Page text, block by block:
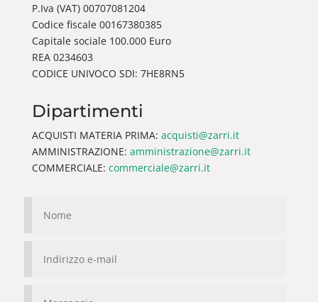
P.Iva (VAT) 00707081204
Codice fiscale 00167380385
Capitale sociale 100.000 Euro
REA 0234603
CODICE UNIVOCO SDI: 7HE8RN5
Dipartimenti
ACQUISTI MATERIA PRIMA: acquisti@zarri.it
AMMINISTRAZIONE: amministrazione@zarri.it
COMMERCIALE: commerciale@zarri.it